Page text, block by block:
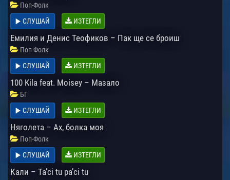
Поп-Фолк
СЛУШАЙ
ИЗТЕГЛИ
Емилия и Денис Теофиков – Пак ще се броиш
Поп-Фолк
СЛУШАЙ
ИЗТЕГЛИ
100 Kila feat. Moisey – Мазало
БГ
СЛУШАЙ
ИЗТЕГЛИ
Няголета – Ах, болка моя
Поп-Фолк
СЛУШАЙ
ИЗТЕГЛИ
Кали – Ta’ci tu pa’ci tu